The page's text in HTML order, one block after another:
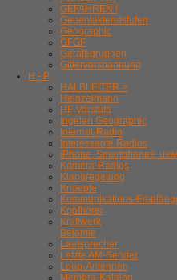
GEFAHREN !
Gegentaktendstufen
Geographic
GFGF
Gerätegruppen
Gittervorspannung
H - P
HALBLEITER >
Heinzelmann
HF-Vorstufe
Ingelen Geographic
Internet-Radio
Interessante Radios
iPhone, Smartphones,
Kamera-Radios
Klangregelung
Knoepfe
Kommunikations-
Kopfhörer
Kraftwerk
Belamie
Lautsprecher
Letzte AM-Sender
Loop-Antennen
Membra-Katalog